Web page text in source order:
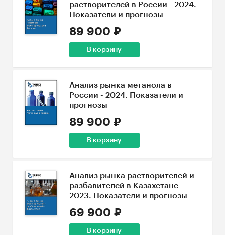
растворителей в России - 2024.
Показатели и прогнозы
89 900 ₽
В корзину
Анализ рынка метанола в
России - 2024. Показатели и
прогнозы
89 900 ₽
В корзину
Анализ рынка растворителей и
разбавителей в Казахстане -
2023. Показатели и прогнозы
69 900 ₽
В корзину